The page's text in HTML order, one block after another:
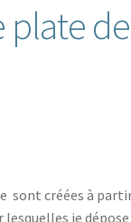
plate
sont créées à
lesquelles je